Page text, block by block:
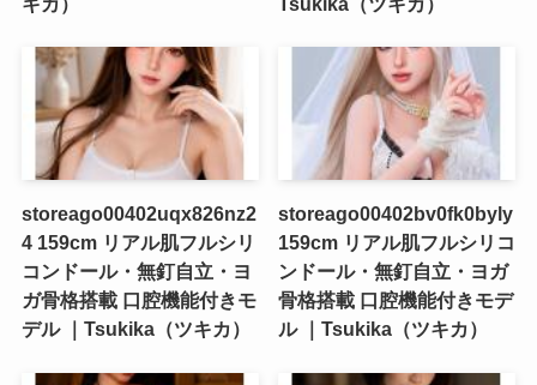
storeago00402uqx826nz2
4 159cm リアル肌フルシリ
コンドール・無釘自立・ヨ
ガ骨格搭載 口腔機能付きモ
デル ｜Tsukika（ツキカ）
storeago00402bv0fk0byly
159cm リアル肌フルシリコ
ンドール・無釘自立・ヨガ
骨格搭載 口腔機能付きモデ
ル ｜Tsukika（ツキカ）